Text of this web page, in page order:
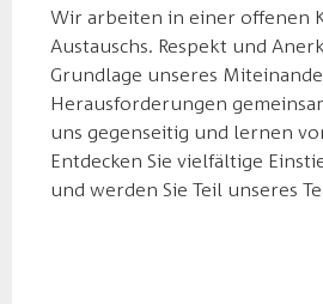
Wir arbeiten in einer offenen
Austauschs. Respekt und
Grundlage unseres
Herausforderungen
uns gegenseitig und lernen
Entdecken Sie vielfältige
und werden Sie Teil unseres